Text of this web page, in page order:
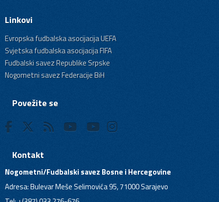
Linkovi
Evropska fudbalska asocijacija UEFA
Svjetska fudbalska asocijacija FIFA
Fudbalski savez Republike Srpske
Nogometni savez Federacije BiH
Povežite se
Kontakt
Nogometni/Fudbalski savez Bosne i Hercegovine
Adresa: Bulevar Meše Selimovića 95, 71000 Sarajevo